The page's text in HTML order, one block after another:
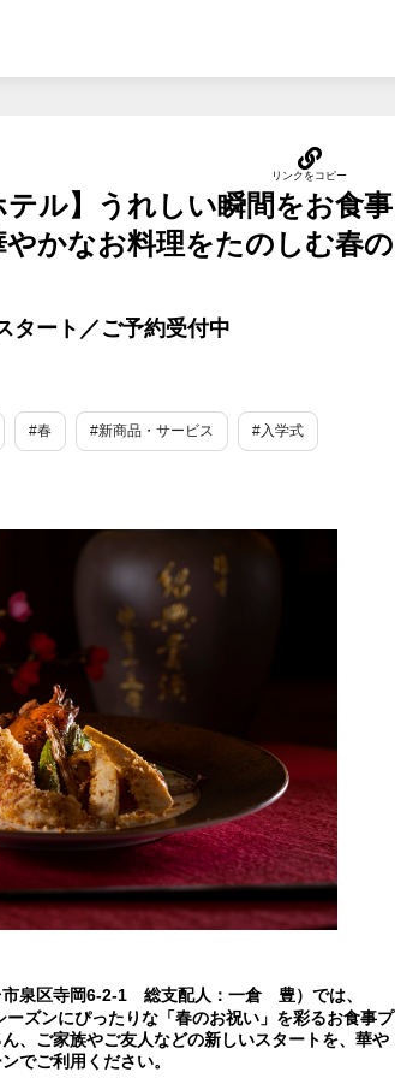
テル】うれしい瞬間をお食事
かなお料理をたのしむ春の
タート／ご予約受付中
#春 #新商品・サービス #入学式
泉区寺岡6-2-1 総支配人：一倉 豊）では、
ズンにぴったりな「春のお祝い」を彩るお食事プ
、ご家族やご友人などの新しいスタートを、華や
でご利用ください。